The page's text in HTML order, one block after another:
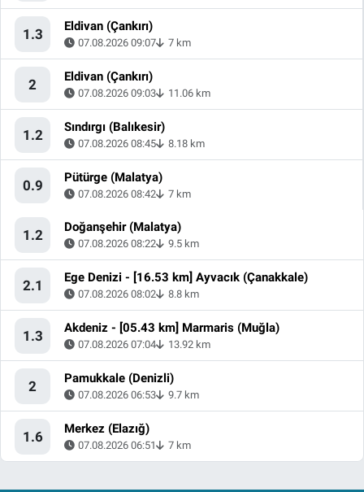
1.3 Eldivan (Çankırı)
07.08.2026 09:07 7 km
2 Eldivan (Çankırı)
07.08.2026 09:03 11.06 km
1.2 Sındırgı (Balıkesir)
07.08.2026 08:45 8.18 km
0.9 Pütürge (Malatya)
07.08.2026 08:42 7 km
1.2 Doğanşehir (Malatya)
07.08.2026 08:22 9.5 km
2.1 Ege Denizi - [16.53 km] Ayvacık (Çanakkale)
07.08.2026 08:02 8.8 km
1.3 Akdeniz - [05.43 km] Marmaris (Muğla)
07.08.2026 07:04 13.92 km
2 Pamukkale (Denizli)
07.08.2026 06:53 9.7 km
1.6 Merkez (Elazığ)
07.08.2026 06:51 7 km